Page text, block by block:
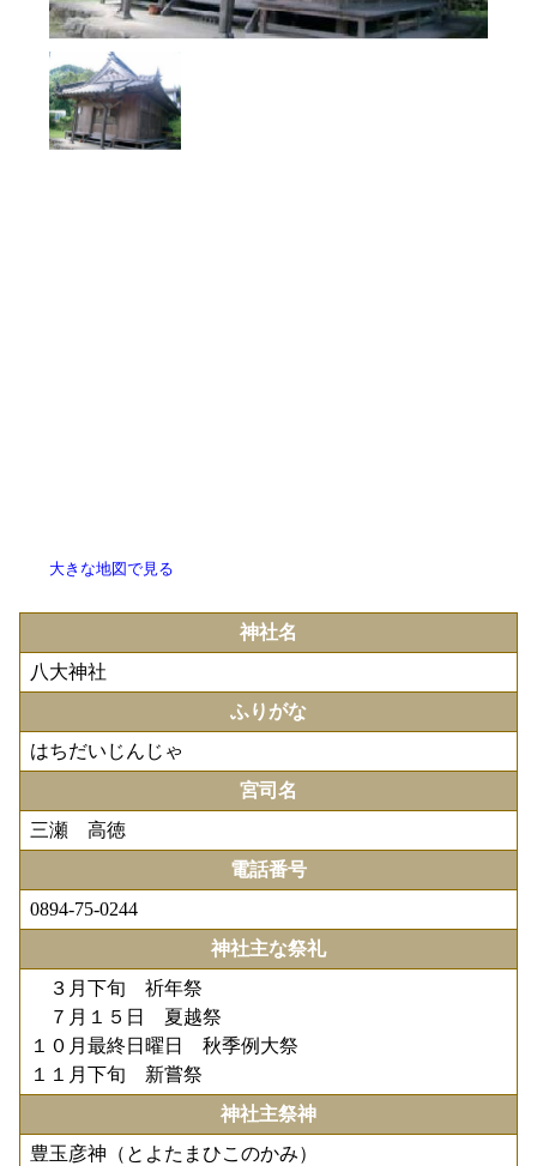
大きな地図で見る
神社名
八大神社
ふりがな
はちだいじんじゃ
宮司名
三瀬 高徳
電話番号
0894-75-0244
神社主な祭礼
３月下旬 祈年祭
７月１５日 夏越祭
１０月最終日曜日 秋季例大祭
１１月下旬 新嘗祭
神社主祭神
豊玉彦神（とよたまひこのかみ）